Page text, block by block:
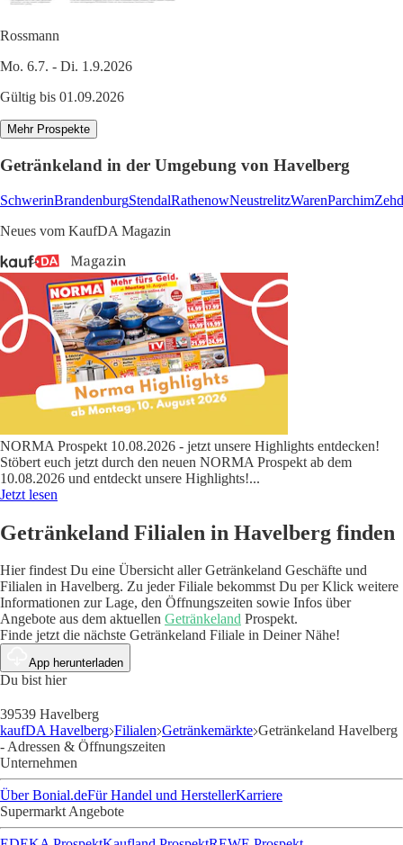
Rossmann
Mo. 6.7. - Di. 1.9.2026
Gültig bis 01.09.2026
Mehr Prospekte
Getränkeland in der Umgebung von Havelberg
SchwerinBrandenburgStendalRathenowNeustrelitzWarenParchim
Neues vom KaufDA Magazin
NORMA Prospekt 10.08.2026 - jetzt unsere Highlights entdecken!
Stöbert euch jetzt durch den neuen NORMA Prospekt ab dem
10.08.2026 und entdeckt unsere Highlights!...
Jetzt lesen
Getränkeland Filialen in Havelberg finden
Hier findest Du eine Übersicht aller Getränkeland Geschäfte und
Filialen in Havelberg. Zu jeder Filiale bekommst Du per Klick weitere
Informationen zur Lage, den Öffnungszeiten sowie Infos über
Angebote aus dem aktuellen Getränkeland Prospekt.
Finde jetzt die nächste Getränkeland Filiale in Deiner Nähe!
App herunterladen
Du bist hier
39539 Havelberg
kaufDA Havelberg Filialen Getränkemärkte Getränkeland Havelberg
- Adressen & Öffnungszeiten
Unternehmen
Über Bonial.deFür Handel und HerstellerKarriere
Supermarkt Angebote